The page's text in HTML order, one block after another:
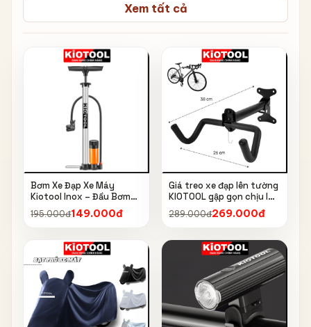
Xem tất cả
Bơm Xe Đạp Xe Máy
Kiotool Inox – Đầu Bơm
Thông Minh, Kèm Bơm
Bóng, Đồng Hồ 160 PSI
195.000đ149.000đ
Giá treo xe đạp lên tường
KIOTOOL gập gọn chịu lực
cao kèm móc treo mũ bảo
hiểm
289.000đ269.000đ